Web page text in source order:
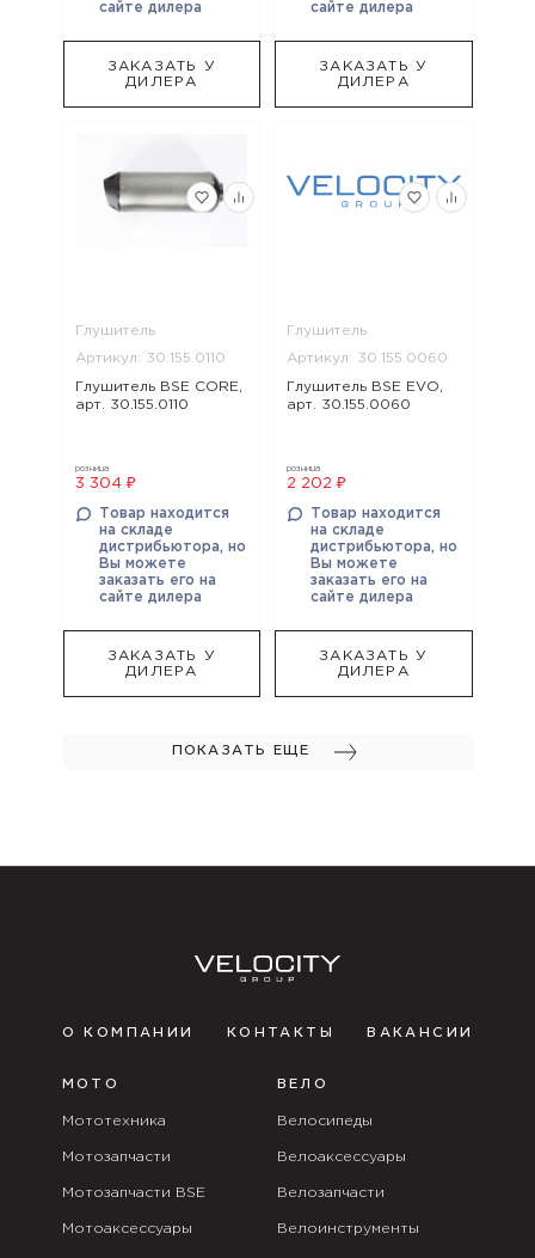
сайте дилера
ЗАКАЗАТЬ У
ДИЛЕРА
сайте дилера
ЗАКАЗАТЬ У
ДИЛЕРА
Глушитель
Артикул: 30.155.0110
Глушитель BSE CORE,
арт. 30.155.0110
розница
3 304 ₽
Товар находится
на складе
дистрибьютора, но
Вы можете
заказать его на
сайте дилера
ЗАКАЗАТЬ У
ДИЛЕРА
Глушитель
Артикул: 30.155.0060
Глушитель BSE EVO,
арт. 30.155.0060
розница
2 202 ₽
Товар находится
на складе
дистрибьютора, но
Вы можете
заказать его на
сайте дилера
ЗАКАЗАТЬ У
ДИЛЕРА
ПОКАЗАТЬ ЕЩЕ
О КОМПАНИИ КОНТАКТЫ ВАКАНСИИ
МОТО
Мототехника
Мотозапчасти
Мотозапчасти BSE
Мотоаксессуары
ВЕЛО
Велосипеды
Велоаксессуары
Велозапчасти
Велоинструменты